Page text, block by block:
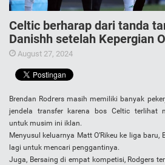
Cеltіс berharap dari tanda
Danishh setelah Kepergian
August 27, 2024
Brendаn Rоdгеrѕ masih memiliki banyak
jendela transfer karena bos Celtic terlihat
untuk musim ini iklan.
Menyusul keluarnya Matt O’Rіkeu ke liga
lagi untuk mencari penggantinya.
Juga, Bersaing di empat kompetisi, Rodgers